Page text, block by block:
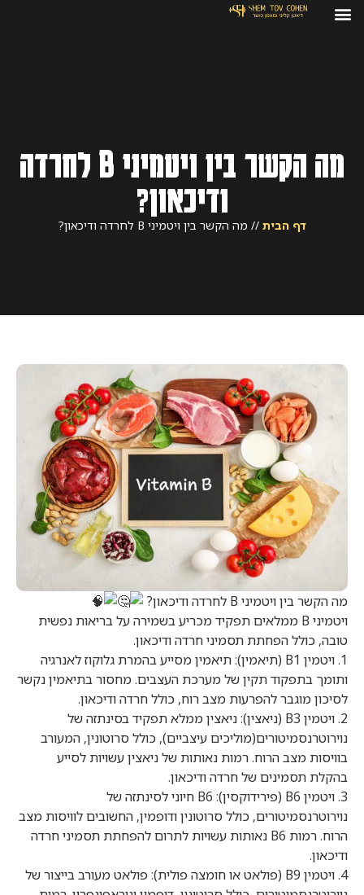
מה הקשר בין ויטמיני B לחרדה
ודיכאון?
דף הבית // מה הקשר בין ויטמיני B לחרדה ודיכאון?
מה הקשר בין ויטמיני B לחרדה ודיכאון?
ויטמיני B ממלאים תפקיד מכריע בשמירה על בריאות נפשית
טובה, כולל הפחתת תסמיני חרדה ודיכאון.
1. ויטמין B1 (תיאמין): תיאמין מסייע בהמרת גלוקוז לאנרגיה
ותומך בתפקוד תקין של מערכת העצבים. מחסור בתיאמין נקשר
לסיכון מוגבר להפרעות מצב רוח, כולל חרדה ודיכאון.
2. ויטמין B3 (ניאצין): ניאצין ממלא תפקיד בסינתזה של
נוירוטרנסמיטורים(מוליכים עיצביים), כולל סרוטונין, המעורב
בוויסות מצב הרוח. רמות נאותות של ניאצין עשויות לסייע
בהקלת תסמינים של חרדה ודיכאון.
3. ויטמין B6 (פירידוקסין): B6 חיוני לסינתזה של
נוירוטרנסמיטורים, כולל סרוטונין ודופמין, החשובים לוויסות מצב
הרוח. רמות B6 נאותות עשויות לתרום להפחתת תסמיני חרדה
ודיכאון.
4. ויטמין B9 (פולאט או חומצה פולית): פולאט מעורב בייצור של